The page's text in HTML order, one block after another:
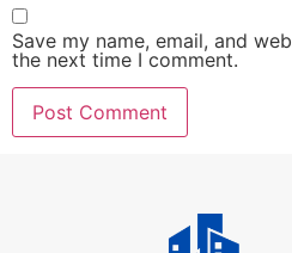
Save my name, email, and
the next time I comment.